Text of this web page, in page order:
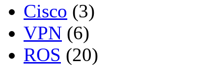
Cisco (3)
VPN (6)
ROS (20)